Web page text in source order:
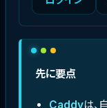
先に要点
Caddyは、